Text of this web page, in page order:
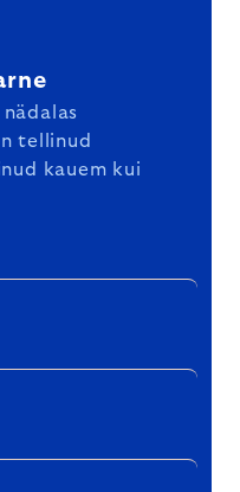
tellinud
kauem kui